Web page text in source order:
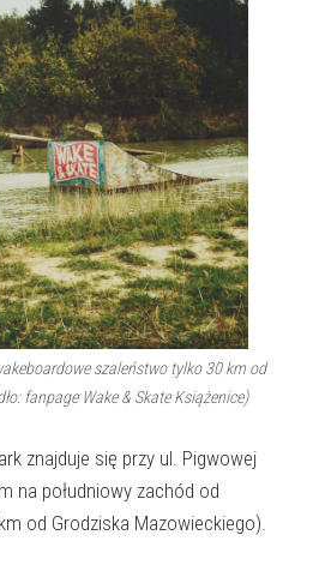
szaleństwo tylko 30 km od
fanpage Wake & Skate Książenice)
znajduje się przy ul. Pigwowej
na południowy zachód od
od Grodziska Mazowieckiego).